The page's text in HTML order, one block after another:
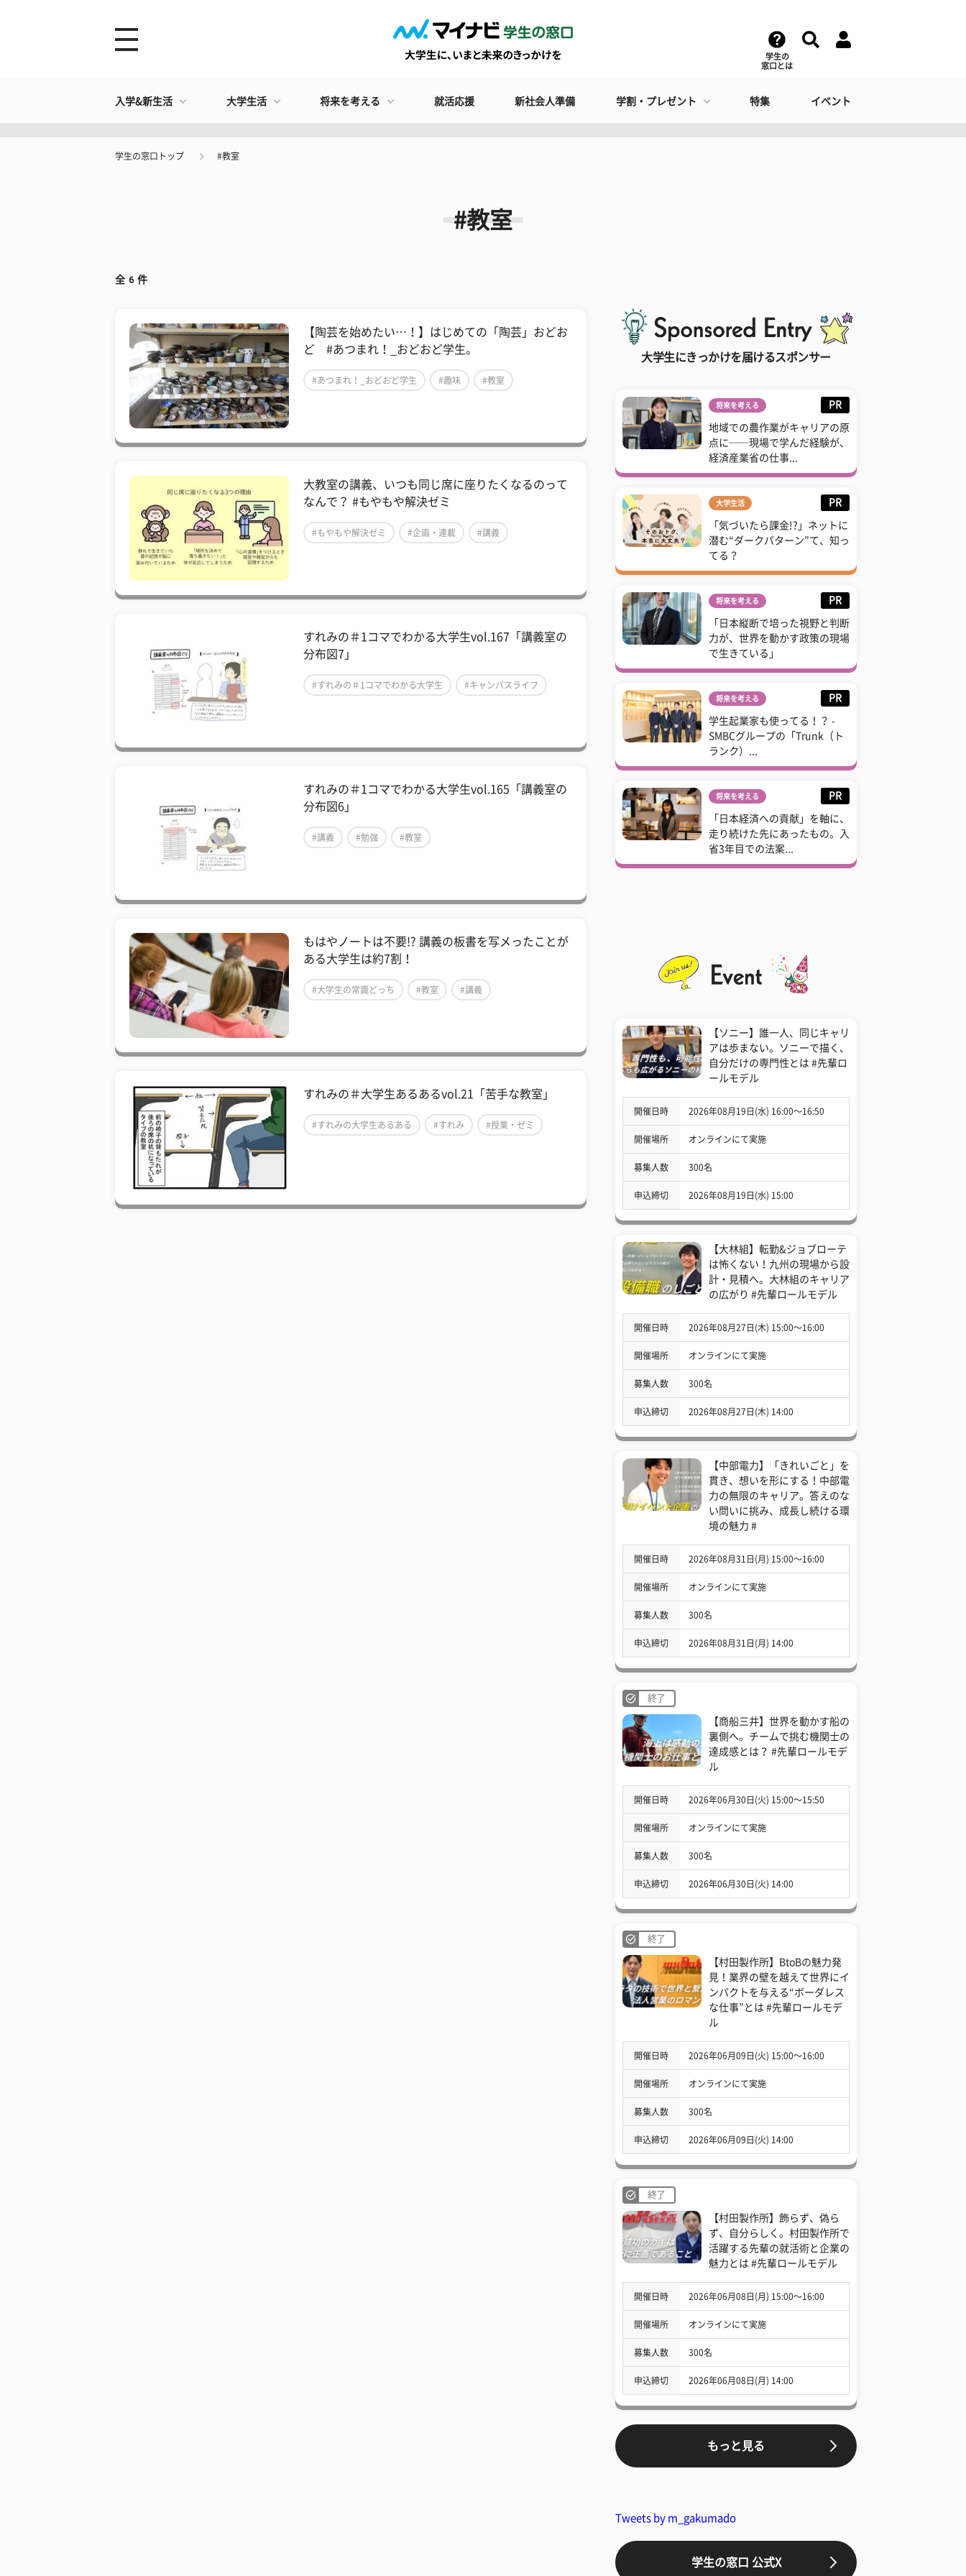
学生の
窓口とは
入学&新生活 大学生活 将来を考える 就活応援 新社会人準備 学割・プレゼント 特集 イベント
学生の窓口トップ #教室
#教室
全 6 件
【陶芸を始めたい…！】はじめての「陶芸」おどお
ど #あつまれ！_おどおど学生。
#あつまれ！_おどおど学生 #趣味 #教室
大教室の講義、いつも同じ席に座りたくなるのって
なんで？ #もやもや解決ゼミ
#もやもや解決ゼミ #企画・連載 #講義
すれみの＃1コマでわかる大学生vol.167「講義室の
分布図7」
#すれみの＃1コマでわかる大学生 #キャンパスライフ
すれみの＃1コマでわかる大学生vol.165「講義室の
分布図6」
#講義 #勉強 #教室
もはやノートは不要!? 講義の板書を写メったことが
ある大学生は約7割！
#大学生の常識どっち #教室 #講義
すれみの＃大学生あるあるvol.21「苦手な教室」
#すれみの大学生あるある #すれみ #授業・ゼミ
大学生にきっかけを届けるスポンサー
将来を考える PR
地域での農作業がキャリアの原
点に──現場で学んだ経験が、
経済産業省の仕事...
大学生活 PR
「気づいたら課金!?」ネットに
潜む“ダークパターン”て、知っ
てる？
将来を考える PR
「日本縦断で培った視野と判断
力が、世界を動かす政策の現場
で生きている」
将来を考える PR
学生起業家も使ってる！？ -
SMBCグループの「Trunk（ト
ランク）...
将来を考える PR
「日本経済への貢献」を軸に、
走り続けた先にあったもの。入
省3年目での法案...
【ソニー】誰一人、同じキャリ
アは歩まない。ソニーで描く、
自分だけの専門性とは #先輩ロ
ールモデル
開催日時 2026年08月19日(水) 16:00〜16:50
開催場所 オンラインにて実施
募集人数 300名
申込締切 2026年08月19日(水) 15:00
【大林組】転勤&ジョブローテ
は怖くない！九州の現場から設
計・見積へ。大林組のキャリア
の広がり #先輩ロールモデル
開催日時 2026年08月27日(木) 15:00〜16:00
開催場所 オンラインにて実施
募集人数 300名
申込締切 2026年08月27日(木) 14:00
【中部電力】「きれいごと」を
貫き、想いを形にする！中部電
力の無限のキャリア。答えのな
い問いに挑み、成長し続ける環
境の魅力 #
開催日時 2026年08月31日(月) 15:00〜16:00
開催場所 オンラインにて実施
募集人数 300名
申込締切 2026年08月31日(月) 14:00
終了
【商船三井】世界を動かす船の
裏側へ。チームで挑む機関士の
達成感とは？ #先輩ロールモデ
ル
開催日時 2026年06月30日(火) 15:00〜15:50
開催場所 オンラインにて実施
募集人数 300名
申込締切 2026年06月30日(火) 14:00
終了
【村田製作所】BtoBの魅力発
見！業界の壁を越えて世界にイ
ンパクトを与える“ボーダレス
な仕事”とは #先輩ロールモデ
ル
開催日時 2026年06月09日(火) 15:00〜16:00
開催場所 オンラインにて実施
募集人数 300名
申込締切 2026年06月09日(火) 14:00
終了
【村田製作所】飾らず、偽ら
ず、自分らしく。村田製作所で
活躍する先輩の就活術と企業の
魅力とは #先輩ロールモデル
開催日時 2026年06月08日(月) 15:00〜16:00
開催場所 オンラインにて実施
募集人数 300名
申込締切 2026年06月08日(月) 14:00
もっと見る
Tweets by m_gakumado
学生の窓口 公式X